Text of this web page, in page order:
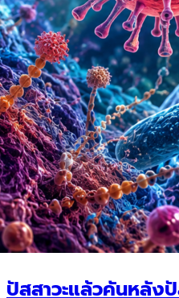
ปัสสาวะแล้วคันหลังปั